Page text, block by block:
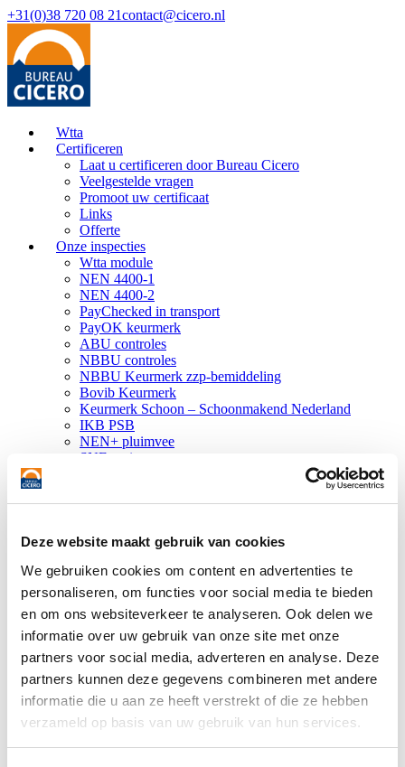
Deze website maakt gebruik van cookies
We gebruiken cookies om content en advertenties te
personaliseren, om functies voor social media te bieden
en om ons websiteverkeer te analyseren. Ook delen we
informatie over uw gebruik van onze site met onze
partners voor social media, adverteren en analyse. Deze
partners kunnen deze gegevens combineren met andere
informatie die u aan ze heeft verstrekt of die ze hebben
verzameld op basis van uw gebruik van hun services.
+31(0)38 720 08 21contact@cicero.nl
Wtta
Certificeren
Laat u certificeren door Bureau Cicero
Veelgestelde vragen
Promoot uw certificaat
Links
Offerte
Onze inspecties
Wtta module
NEN 4400-1
NEN 4400-2
PayChecked in transport
PayOK keurmerk
ABU controles
NBBU controles
NBBU Keurmerk zzp-bemiddeling
Bovib Keurmerk
Keurmerk Schoon – Schoonmakend Nederland
IKB PSB
NEN+ pluimvee
SNF-register
Checklists
Nieuws
Events
Bureau Cicero
Over ons
Het team
Partners
Downloads
Vacatures
Contact
Zoeken